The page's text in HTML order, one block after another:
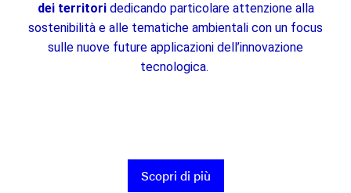
dei territori dedicando particolare attenzione alla
sostenibilità e alle tematiche ambientali con un focus
sulle nuove future applicazioni dell’innovazione
tecnologica.
Scopri di più